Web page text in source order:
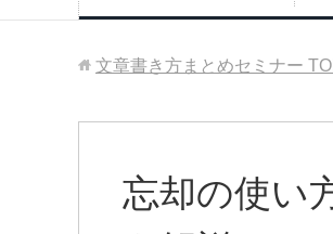
文章書き方まとめセミナー
忘却の使い